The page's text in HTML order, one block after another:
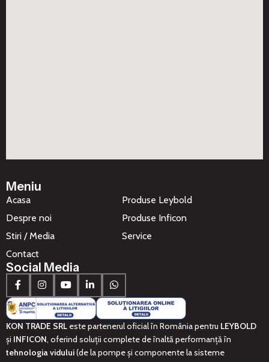
Meniu
Acasa
Despre noi
Stiri / Media
Contact
Produse Leybold
Produse Inficon
Service
Social Media
KON TRADE SRL este partenerul oficial în România pentru LEYBOLD
și INFICON, oferind soluții complete de înaltă performanță în
tehnologia vidului(de la pompe și componente la sisteme